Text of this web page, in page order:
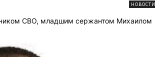
НОВОСТИ
СВО, младшим сержантом Михаилом